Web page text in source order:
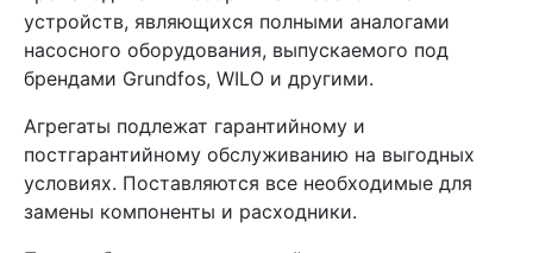
устройств, являющихся полными аналогами
насосного оборудования, выпускаемого под
брендами Grundfos, WILO и другими.
Агрегаты подлежат гарантийному и
постгарантийному обслуживанию на выгодных
условиях. Поставляются все необходимые для
замены компоненты и расходники.